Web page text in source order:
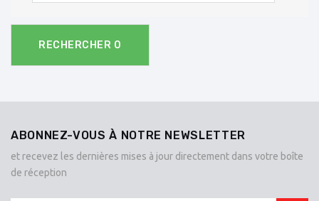
RECHERCHER 0
ABONNEZ-VOUS À NOTRE NEWSLETTER
et recevez les dernières mises à jour directement dans votre boîte
de réception